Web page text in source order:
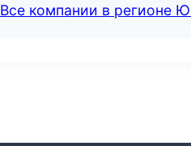
Все компании в регионе